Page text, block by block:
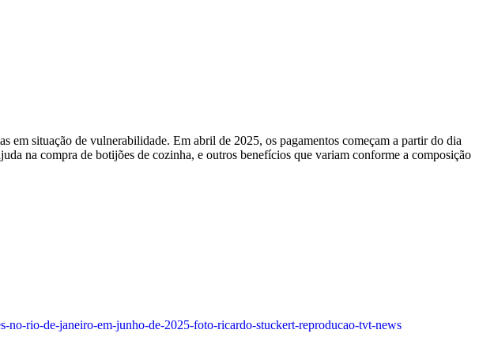
em situação de vulnerabilidade. Em abril de 2025, os pagamentos começam a partir do dia
na compra de botijões de cozinha, e outros benefícios que variam conforme a composição